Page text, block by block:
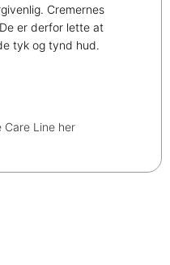
Cremernes
er derfor lette at
tyk og tynd hud.
Care Line her